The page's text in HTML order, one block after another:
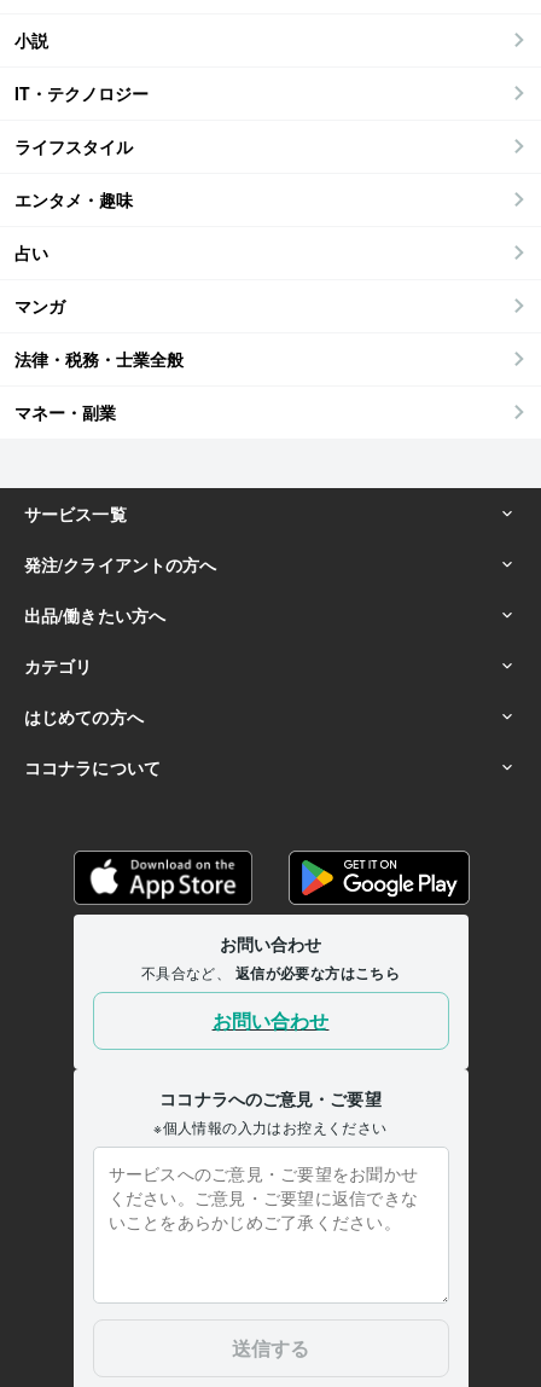
小説
IT・テクノロジー
ライフスタイル
エンタメ・趣味
占い
マンガ
法律・税務・士業全般
マネー・副業